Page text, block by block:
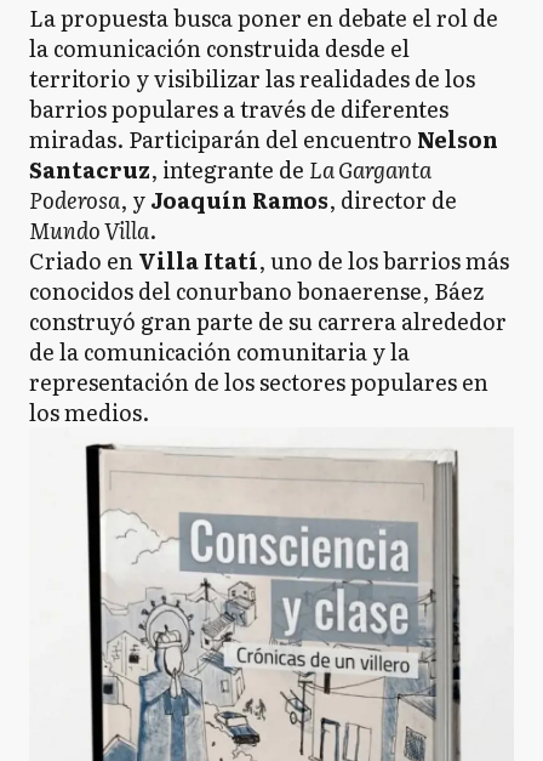
La propuesta busca poner en debate el rol de
la comunicación construida desde el
territorio y visibilizar las realidades de los
barrios populares a través de diferentes
miradas. Participarán del encuentro Nelson
Santacruz, integrante de La Garganta
Poderosa, yJoaquín Ramos, director de
Mundo Villa.
Criado enVilla Itatí, uno de los barrios más
conocidos del conurbano bonaerense, Báez
construyó gran parte de su carrera alrededor
de la comunicación comunitaria y la
representación de los sectores populares en
los medios.